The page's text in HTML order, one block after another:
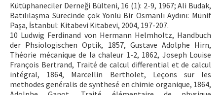
Kütüphaneciler Derneği Bülteni, 16 (1): 2-9, 1967; Ali Budak,
Batılılaşma Sürecinde çok Yönlü Bir Osmanlı Aydını: Münif
Paşa, İstanbul: Kitabevi Kitabevi, 2004, 197-207.
10 Ludwig Ferdinand von Hermann Helmholtz, Handbuch
der Phsiologischen Optik, 1857, Gustave Adolphe Hirn,
Théorie mécanique de la chaleur 1-2, 1862, Joseph Louise
François Bertrand, Traité de calcul differential et de calcul
intégral, 1864, Marcellin Bertholet, Leçons sur les
methodes genéralis de synthesé en chimie organique, 1864,